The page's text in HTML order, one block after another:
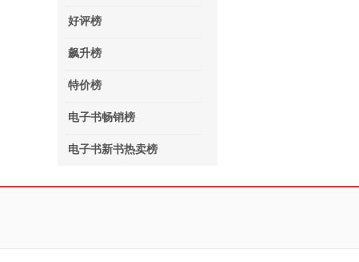
好评榜
飙升榜
特价榜
电子书畅销榜
电子书新书热卖榜